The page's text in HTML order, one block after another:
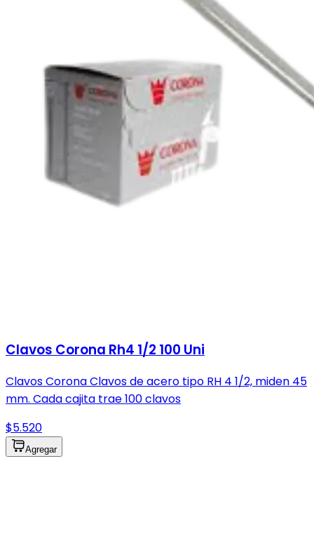
Clavos Corona Rh4 1/2 100 Uni
Clavos Corona Clavos de acero tipo RH 4 1/2, miden 45
mm. Cada cajita trae 100 clavos
$5.520
Agregar